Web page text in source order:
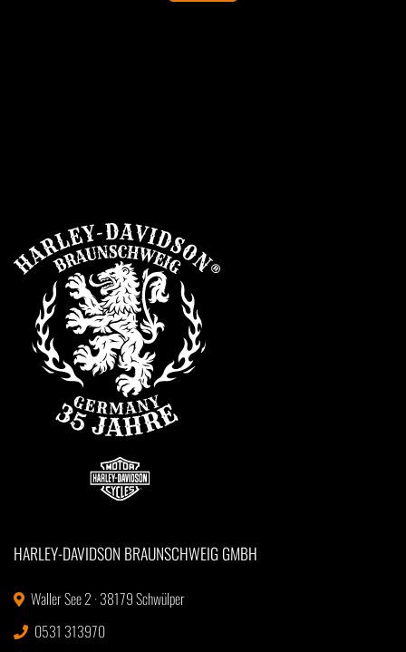
HARLEY-DAVIDSON BRAUNSCHWEIG GMBH
Waller See 2 · 38179 Schwülper
0531 313970